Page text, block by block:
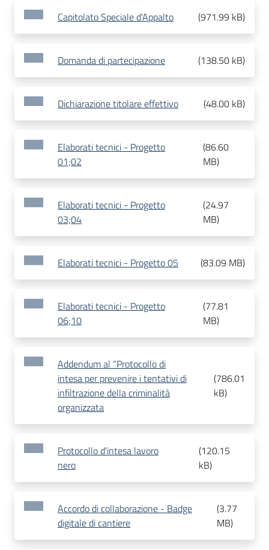
Capitolato Speciale d'Appalto (971.99 kB)
Domanda di partecipazione (138.50 kB)
Dichiarazione titolare effettivo (48.00 kB)
Elaborati tecnici - Progetto
01;02
(86.60
MB)
Elaborati tecnici - Progetto
03;04
(24.97
MB)
Elaborati tecnici - Progetto 05 (83.09 MB)
Elaborati tecnici - Progetto
06;10
(77.81
MB)
Addendum al “Protocollo di
intesa per prevenire i tentativi di
infiltrazione della criminalità
organizzata
(786.01
kB)
Protocollo d'intesa lavoro
nero
(120.15
kB)
Accordo di collaborazione - Badge
digitale di cantiere
(3.77
MB)